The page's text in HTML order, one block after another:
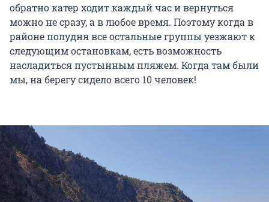
обратно катер ходит каждый час и вернуться
можно не сразу, а в любое время. Поэтому когда в
районе полудня все остальные группы уезжают к
следующим остановкам, есть возможность
насладиться пустынным пляжем. Когда там были
мы, на берегу сидело всего 10 человек!